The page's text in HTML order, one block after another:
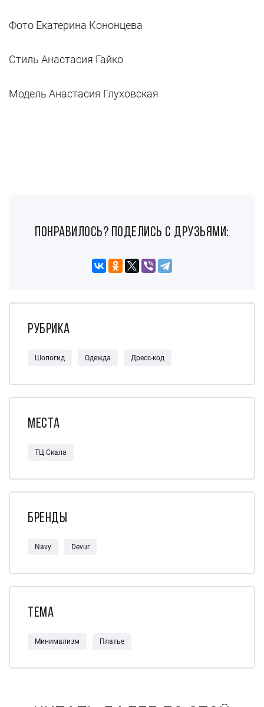
Фото Екатерина Кононцева
Стиль Анастасия Гайко
Модель Анастасия Глуховская
понравилось? поделись с друзьями:
Рубрика
Шопогид Одежда Дресс-код
Места
ТЦ Скала
Бренды
Navy Devur
Тема
Минимализм Платье